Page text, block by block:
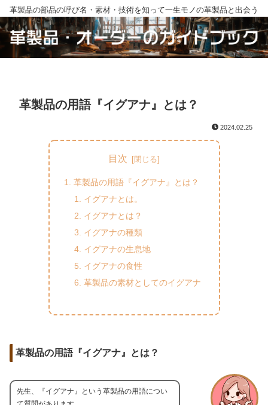
革製品の部品の呼び名・素材・技術を知って一生モノの革製品と出会う
革製品の用語『イグアナ』とは？
2024.02.25
目次
革製品の用語『イグアナ』とは？
イグアナとは。
イグアナとは？
イグアナの種類
イグアナの生息地
イグアナの食性
革製品の素材としてのイグアナ
革製品の用語『イグアナ』とは？
先生、『イグアナ』という革製品の用語につい